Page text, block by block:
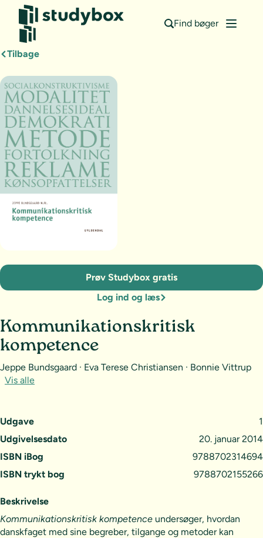
Find bøger
Tilbage
Udgave
1
Udgivelsesdato
20. januar 2014
ISBN iBog
9788702314694
ISBN trykt bog
9788702155266
Kommunikationskritisk
kompetence
Jeppe Bundsgaard · Eva Terese Christiansen · Bonnie Vittrup
Vis alle
Prøv Studybox gratis
Log ind og læs
Beskrivelse
Kommunikationskritisk kompetence undersøger, hvordan
danskfaget med sine begreber, tilgange og metoder kan